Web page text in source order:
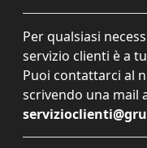
Per qualsiasi
servizio clienti è a
Puoi contattarci al
scrivendo una mail